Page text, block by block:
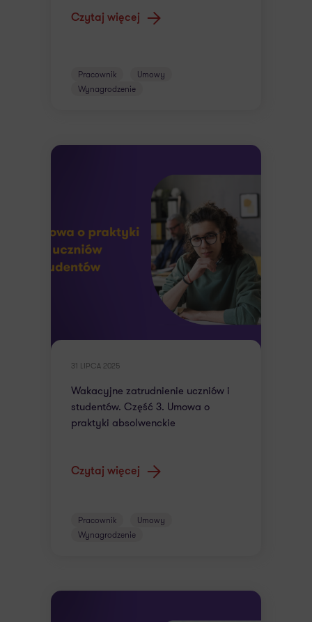
Czytaj więcej
Pracownik
Umowy
Wynagrodzenie
31 LIPCA 2025
Wakacyjne zatrudnienie uczniów i
studentów. Część 3. Umowa o
praktyki absolwenckie
Czytaj więcej
Pracownik
Umowy
Wynagrodzenie